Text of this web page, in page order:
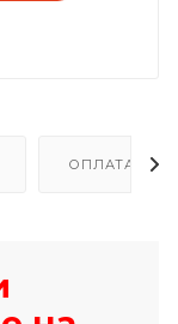
ОПЛАТА И